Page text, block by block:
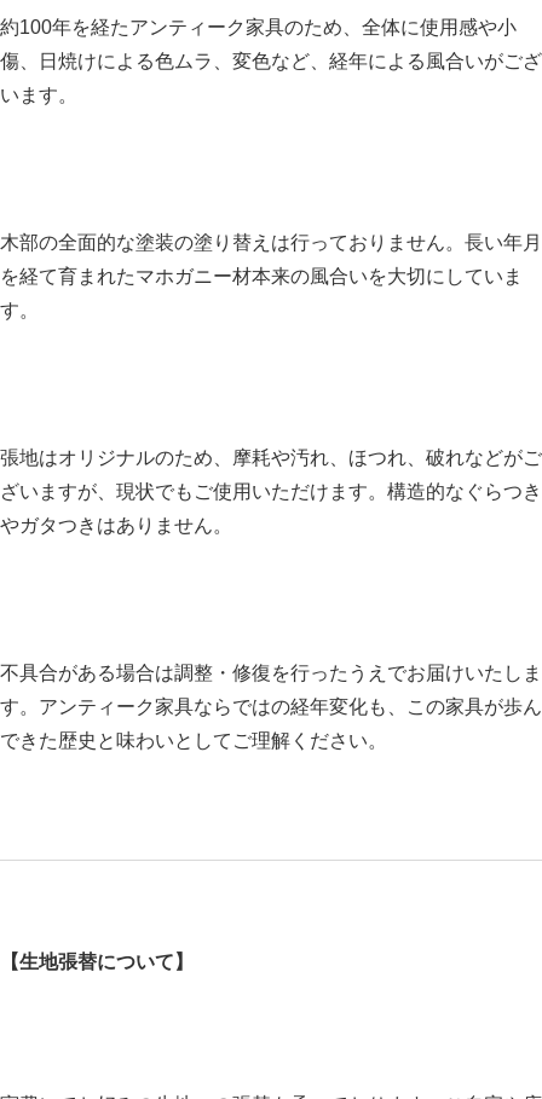
約100年を経たアンティーク家具のため、全体に使用感や小
傷、日焼けによる色ムラ、変色など、経年による風合いがござ
います。
木部の全面的な塗装の塗り替えは行っておりません。長い年月
を経て育まれたマホガニー材本来の風合いを大切にしていま
す。
張地はオリジナルのため、摩耗や汚れ、ほつれ、破れなどがご
ざいますが、現状でもご使用いただけます。構造的なぐらつき
やガタつきはありません。
不具合がある場合は調整・修復を行ったうえでお届けいたしま
す。アンティーク家具ならではの経年変化も、この家具が歩ん
できた歴史と味わいとしてご理解ください。
【生地張替について】